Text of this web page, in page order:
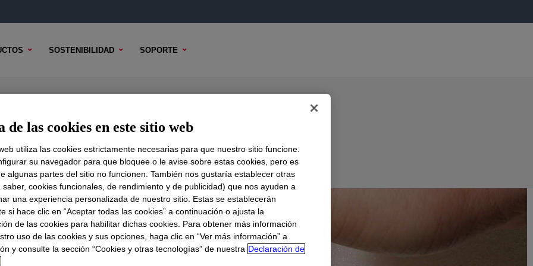
SOSTENIBILIDAD SOPORTE
TÉCNICO OPCIONES DE MUESTRA OPCIONES DE COMPRA
de las cookies en este sitio web
utiliza las cookies estrictamente necesarias para que nuestro sitio funcione.
su navegador para que bloquee o le avise sobre estas cookies, pero es
algunas partes del sitio no funcionen. También nos gustaría establecer otras
saber, cookies funcionales, de rendimiento y de publicidad) que nos ayuden a
una experiencia personalizada de nuestro sitio. Estas se establecerán
si hace clic en “Aceptar todas las cookies” a continuación o ajusta la
de las cookies para habilitar dichas cookies. Para obtener más información
uso de las cookies y sus opciones, haga clic en “Ver más información” a
y consulte la sección “Cookies y otras tecnologías” de nuestra Declaración de